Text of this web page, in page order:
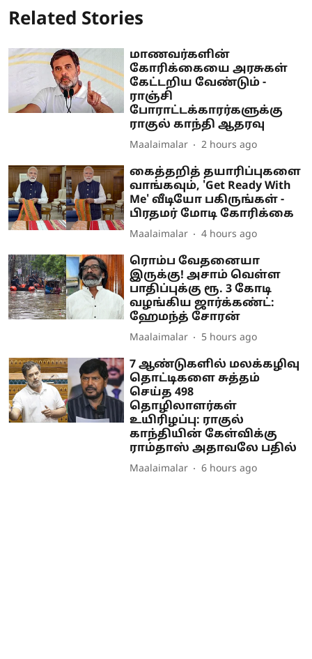
Related Stories
மாணவர்களின்
கோரிக்கையை அரசுகள்
கேட்டறிய வேண்டும் -
ராஞ்சி
போராட்டக்காரர்களுக்கு
ராகுல் காந்தி ஆதரவு
Maalaimalar 2 hours ago
கைத்தறித் தயாரிப்புகளை
வாங்கவும், 'Get Ready With
Me' வீடியோ பகிருங்கள் -
பிரதமர் மோடி கோரிக்கை
Maalaimalar 4 hours ago
ரொம்ப வேதனையா
இருக்கு! அசாம் வெள்ள
பாதிப்புக்கு ரூ. 3 கோடி
வழங்கிய ஜார்க்கண்ட்:
ஹேமந்த் சோரன்
Maalaimalar 5 hours ago
7 ஆண்டுகளில் மலக்கழிவு
தொட்டிகளை சுத்தம்
செய்த 498
தொழிலாளர்கள்
உயிரிழப்பு: ராகுல்
காந்தியின் கேள்விக்கு
ராம்தாஸ் அதாவலே பதில்
Maalaimalar 6 hours ago